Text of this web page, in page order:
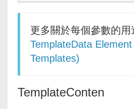
更多關於每個參數的
TemplateData
Templates)
TemplateConten